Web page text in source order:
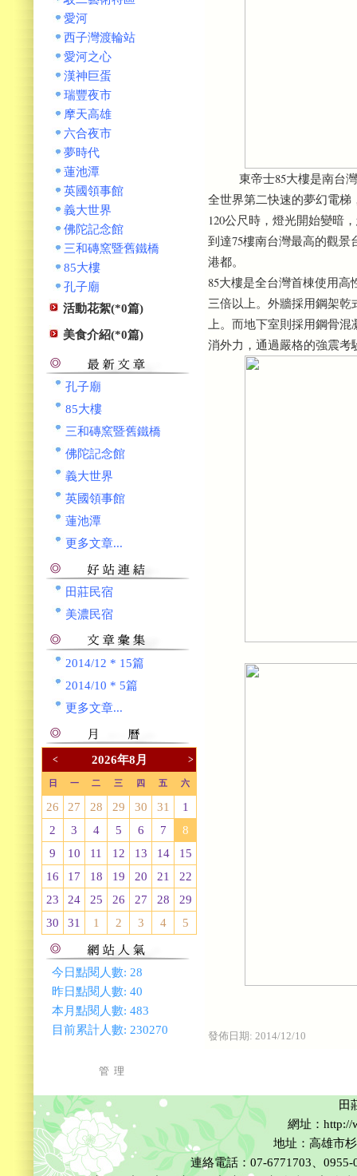
愛河
西子灣渡輪站
愛河之心
漢神巨蛋
瑞豐夜市
摩天高雄
六合夜市
夢時代
蓮池潭
英國領事館
義大世界
佛陀記念館
三和磚窯暨舊鐵橋
85大樓
孔子廟
活動花絮(*0篇)
美食介紹(*0篇)
孔子廟
85大樓
三和磚窯暨舊鐵橋
佛陀記念館
義大世界
英國領事館
蓮池潭
更多文章...
田莊民宿
美濃民宿
2014/12 * 15篇
2014/10 * 5篇
更多文章...
< 2026年8月 >
日 一 二 三 四 五 六
26 27 28 29 30 31
1
2
3 4 5 6 7
8
9
10 11 12 13 14
15
16
17 18 19 20 21
22
23
24 25 26 27 28
29
30
31 1 2 3 4 5
今日點閱人數: 28
昨日點閱人數: 40
本月點閱人數: 483
目前累計人數: 230270
管 理
東帝士85大樓是南台灣
全世界第二快速的夢幻電梯
120公尺時，燈光開始變暗
到達75樓南台灣最高的觀
港都。
85大樓是全台灣首棟使用高
三倍以上。外牆採用鋼架乾
上。而地下室則採用鋼骨
消外力，通過嚴格的強震考
發佈日期: 2014/12/10
田
網址：http://
地址：高雄市
連絡電話：07-6771703、